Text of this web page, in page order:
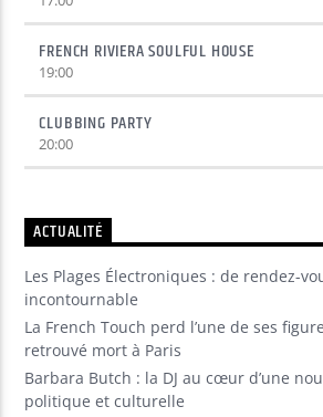
FRENCH RIVIERA SOULFUL HOUSE
19:00
CLUBBING PARTY
20:00
ACTUALITÉ
Les Plages Électroniques : de rendez-
incontournable
La French Touch perd l’une de ses
retrouvé mort à Paris
Barbara Butch : la DJ au cœur d’une
politique et culturelle